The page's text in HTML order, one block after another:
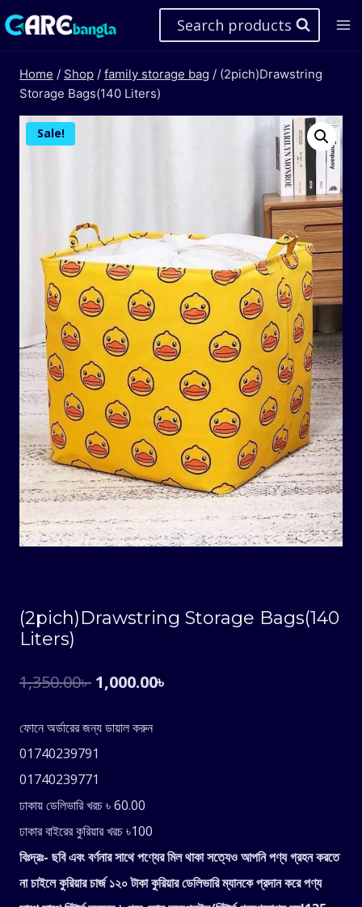
Skip
to
Search products
Home / Shop / family storage bag / (2pich)Drawstring
Storage Bags(140 Liters)
Sale!
(2pich)Drawstring Storage Bags(140
Liters)
1,350.00৳ Original
was:
1,350.00৳ .
1,000.00৳
ফোনে অর্ডারের জন্য ডায়াল করুন
01740239791
01740239771
ঢাকায় ডেলিভারি খরচ ৳ 60.00
ঢাকার বাইরের কুরিয়ার খরচ ৳100
বিঃদ্রঃ- ছবি এবং বর্ণনার সাথে পণ্যের মিল থাকা সত্যেও আপনি পণ্য গ্রহন করতে
না চাইলে কুরিয়ার চার্জ ১২০ টাকা কুরিয়ার ডেলিভারি ম্যানকে প্রদান করে পণ্য